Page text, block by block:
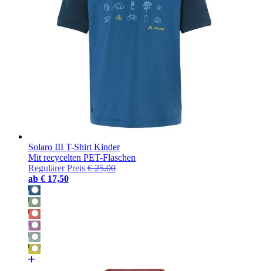
Solaro III T-Shirt Kinder
Mit recycelten PET-Flaschen
Regulärer Preis € 25,00
ab € 17,50